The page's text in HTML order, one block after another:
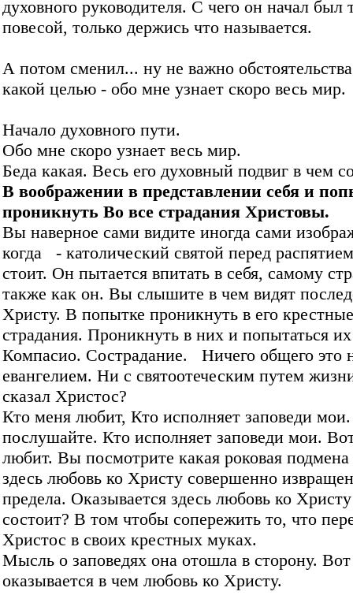
духовного руководителя. С чего он начал был
повесой, только держись что называется.
А потом сменил... ну не важно
какой целью - обо мне узнает скоро весь мир.
Начало духовного пути.
Обо мне скоро узнает весь мир.
Беда какая. Весь его духовный подвиг в чем
В воображении в представлении себя и
проникнуть Во все страдания Христовы.
Вы наверное сами видите иногда сами
когда - католический святой перед
стоит. Он пытается впитать в себя, самому
также как он. Вы слышите в чем видят
Христу. В попытке проникнуть в его крестные
страдания. Проникнуть в них и попытаться
Компасио. Сострадание. Ничего общего это
евангелием. Ни с святоотеческим путем
сказал Христос?
Кто меня любит, Кто исполняет заповеди
послушайте. Кто исполняет заповеди мои.
любит. Вы посмотрите какая роковая
здесь любовь ко Христу совершенно
предела. Оказывается здесь любовь ко
состоит? В том чтобы сопережить то, что
Христос в своих крестных муках.
Мысль о заповедях она отошла в сторону. Вот
оказывается в чем любовь ко Христу.